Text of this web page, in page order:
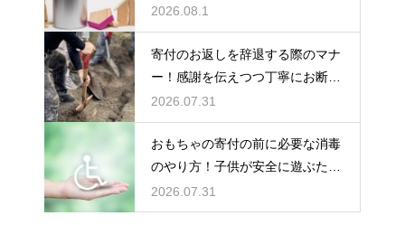
マートなマナー
2026.08.1
寄付のお返しを辞退する際のマナ
ー！感謝を伝えつつ丁寧にお断り
する
2026.07.31
おもちゃの寄付の前に必要な消毒
のやり方！子供が安全に遊ぶため
の思いやり
2026.07.31